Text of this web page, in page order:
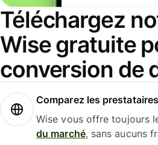
Téléchargez
Wise gratuite
conversion de
Comparez les
Wise vous offre toujours
du marché, sans aucuns